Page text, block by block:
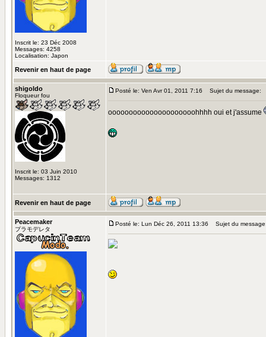
Inscrit le: 23 Déc 2008
Messages: 4258
Localisation: Japon
Revenir en haut de page
shigoldo
Floqueur fou
Inscrit le: 03 Juin 2010
Messages: 1312
Posté le: Ven Avr 01, 2011 7:16 Sujet du message:
ooooooooooooooooooooohhhh oui et j'assume
Revenir en haut de page
Peacemaker
プラモデレタ
Posté le: Lun Déc 26, 2011 13:36 Sujet du